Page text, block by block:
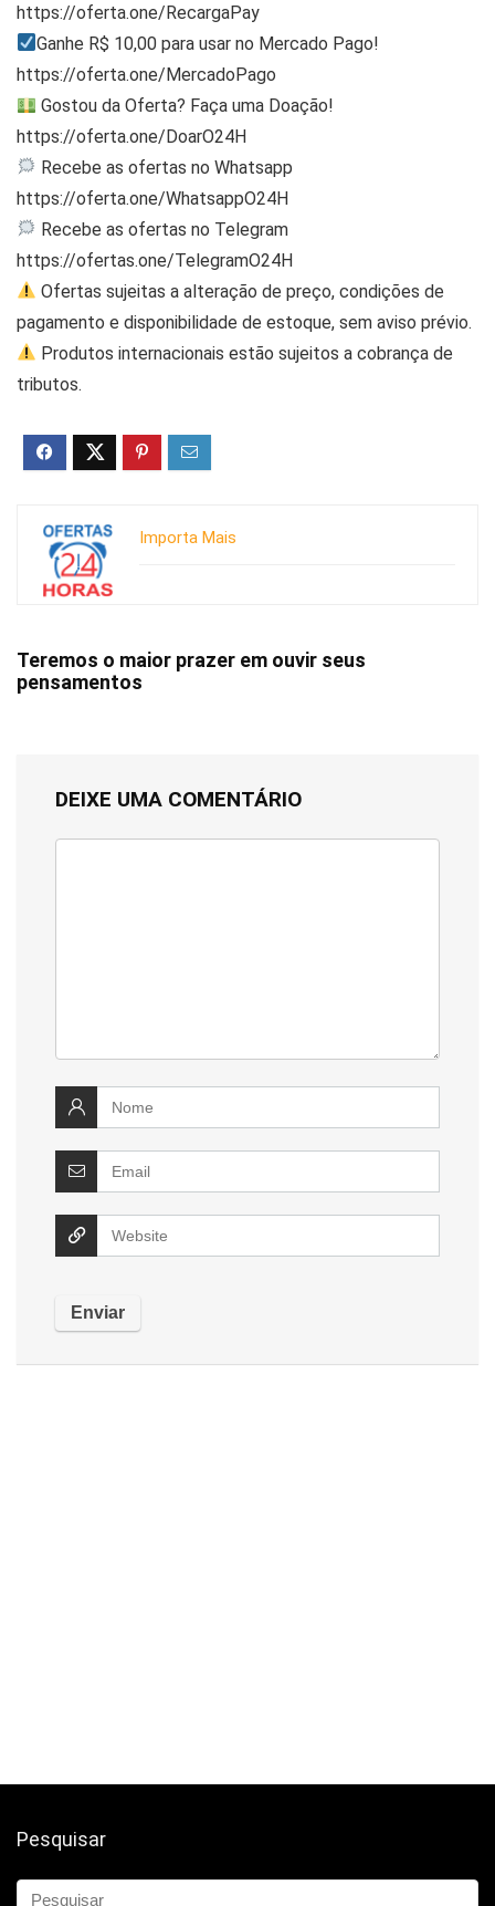
https://oferta.one/RecargaPay
Ganhe R$ 10,00 para usar no Mercado Pago!
https://oferta.one/MercadoPago
Gostou da Oferta? Faça uma Doação!
https://oferta.one/DoarO24H
Recebe as ofertas no Whatsapp
https://oferta.one/WhatsappO24H
Recebe as ofertas no Telegram
https://ofertas.one/TelegramO24H
Ofertas sujeitas a alteração de preço, condições de
pagamento e disponibilidade de estoque, sem aviso prévio.
Produtos internacionais estão sujeitos a cobrança de
tributos.
Importa Mais
Teremos o maior prazer em ouvir seus
pensamentos
DEIXE UMA COMENTÁRIO
Pesquisar